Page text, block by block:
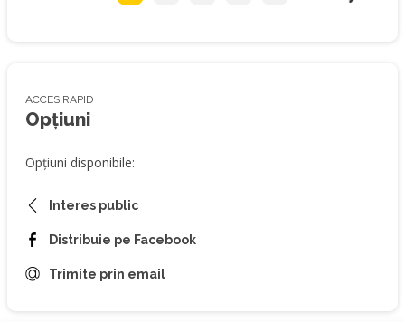
ACCES RAPID
Opțiuni
Opțiuni disponibile:
Interes public
Distribuie pe Facebook
Trimite prin email